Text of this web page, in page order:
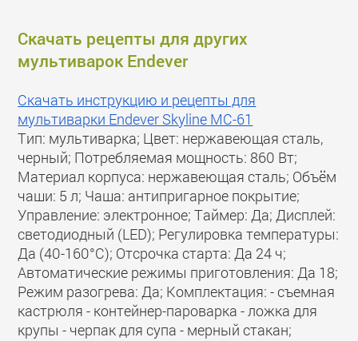
Скачать рецепты для других
мультиварок Endever
Скачать инструкцию и рецепты для
мультиварки Endever Skyline MC-61
Тип: мультиварка; Цвет: нержавеющая сталь,
черный; Потребляемая мощность: 860 Вт;
Материал корпуса: нержавеющая сталь; Объём
чаши: 5 л; Чаша: антипригарное покрытие;
Управление: электронное; Таймер: Да; Дисплей:
светодиодный (LED); Регулировка температуры:
Да (40-160°С); Отсрочка старта: Да 24 ч;
Автоматические режимы приготовления: Да 18;
Режим разогрева: Да; Комплектация: - съемная
кастрюля - контейнер-пароварка - ложка для
крупы - черпак для супа - мерный стакан;